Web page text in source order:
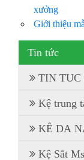
xưởng
Giới thiệu
Tin tức
TIN TUC
Kệ trung
KÊ DA
Kệ Sắt